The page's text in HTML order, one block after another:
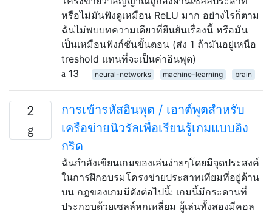
หรือไม่มันฟังดูเหมือน ReLU มาก อย่างไรก็ตาม
ฉันไม่พบบทความเดียวที่ยืนยันเรื่องนี้ หรือมัน
เป็นเหมือนฟังก์ชั่นขั้นตอน (ส่ง 1 ถ้ามันอยู่เหนือ
treshold แทนที่จะเป็นค่าอินพุต)
13
neural-networks machine-learning brain
2
การเข้ารหัสอินพุต / เอาต์พุตสำหรับ
เครือข่ายนิวรัลเพื่อเรียนรู้เกมแบบอิง
กริด
ฉันกำลังเขียนเกมของเล่นง่ายๆโดยมีจุดประสงค์
ในการฝึกอบรมโครงข่ายประสาทเทียมที่อยู่ด้าน
บน กฎของเกมมีดังต่อไปนี้: เกมนี้มีกระดานที่
ประกอบด้วยเซลล์หกเหลี่ยม ผู้เล่นทั้งสองมีคอล